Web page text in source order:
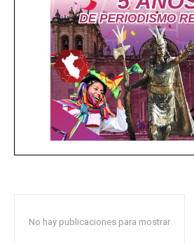
No hay publicaciones para mostrar